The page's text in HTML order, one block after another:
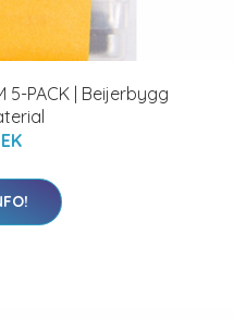
5-PACK | Beijerbygg